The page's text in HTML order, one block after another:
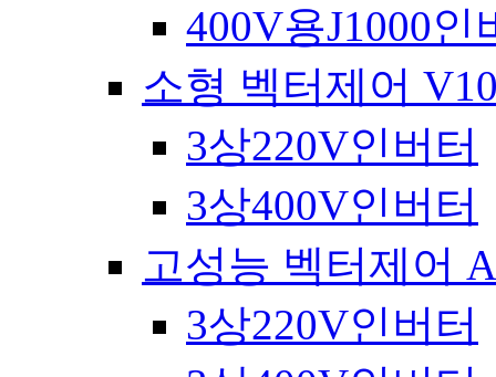
400V용J1000인
소형 벡터제어
3상220V인버터
3상400V인버터
고성능 벡터제어
3상220V인버터